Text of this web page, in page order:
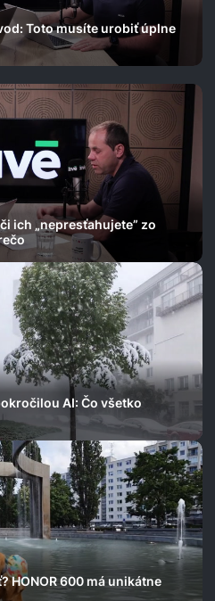
Toto musíte urobiť úplne
ich „nepresťahujete” zo
AI: Čo všetko
HONOR 600 má unikátne